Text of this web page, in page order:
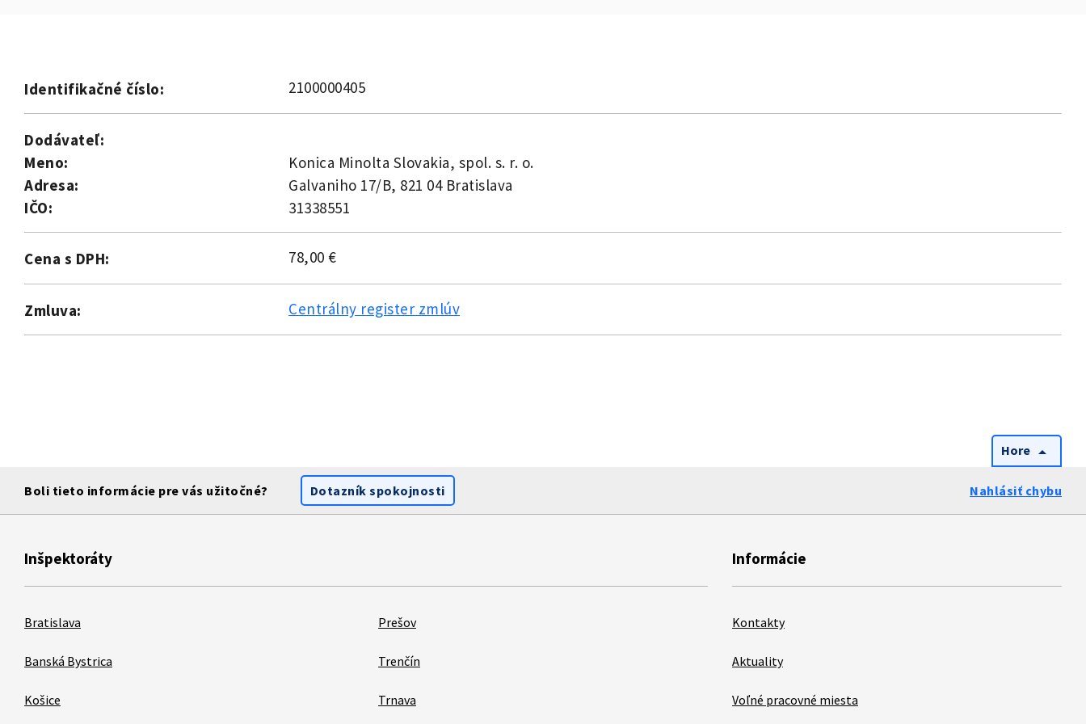
Identifikačné číslo: 2100000405
Dodávateľ:
Meno:
Konica Minolta Slovakia, spol. s. r. o.
Adresa:
Galvaniho 17/B, 821 04 Bratislava
IČO:
31338551
Cena s DPH: 78,00 €
Zmluva: Centrálny register zmlúv
Hore arrow_drop_up
Boli tieto informácie pre vás užitočné? Dotazník spokojnosti Nahlásiť chybu
Inšpektoráty
Bratislava
Banská Bystrica
Košice
Prešov
Trenčín
Trnava
Informácie
Kontakty
Aktuality
Voľné pracovné miesta